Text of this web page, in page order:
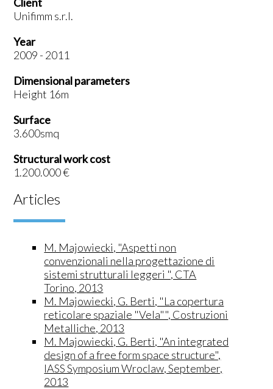
Unifimm s.r.l.
Year
2009 - 2011
Dimensional parameters
Height 16m
Surface
3.600smq
Structural work cost
1.200.000 €
Articles
M. Majowiecki, "Aspetti non
convenzionali nella progettazione di
sistemi strutturali leggeri ", CTA
Torino, 2013
M. Majowiecki, G. Berti, "La copertura
reticolare spaziale "Vela"", Costruzioni
Metalliche, 2013
M. Majowiecki, G. Berti, "An integrated
design of a free form space structure",
IASS Symposium Wroclaw, September,
2013